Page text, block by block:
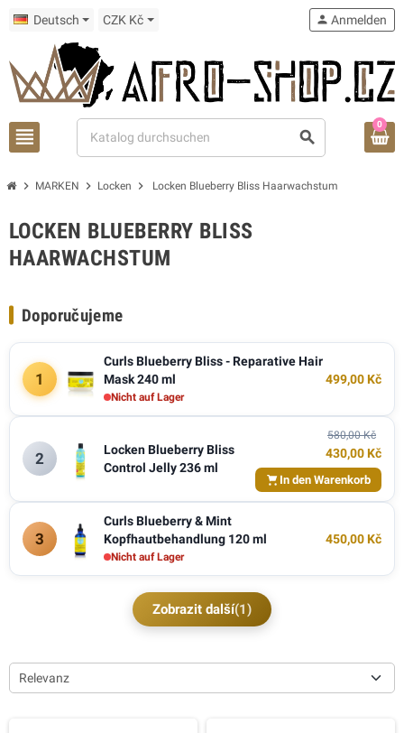
Deutsch CZK Kč
view_headline search
person Anmelden
0
chevron_right MARKEN chevron_right Locken chevron_right Locken Blueberry Bliss Haarwachstum
LOCKEN BLUEBERRY BLISS
HAARWACHSTUM
Doporučujeme
1
Curls Blueberry Bliss - Reparative Hair
Mask 240 ml
Nicht auf Lager
499,00 Kč
2
Locken Blueberry Bliss
Control Jelly 236 ml
580,00 Kč
430,00 Kč
In den Warenkorb
3
Curls Blueberry & Mint
Kopfhautbehandlung 120 ml
Nicht auf Lager
450,00 Kč
Zobrazit další(1)
Relevanz